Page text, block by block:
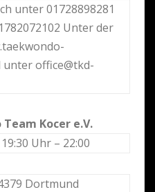
unter 01728898281
Unter der
office@tkd-
Kocer e.V.
Uhr – 22:00
Dortmund